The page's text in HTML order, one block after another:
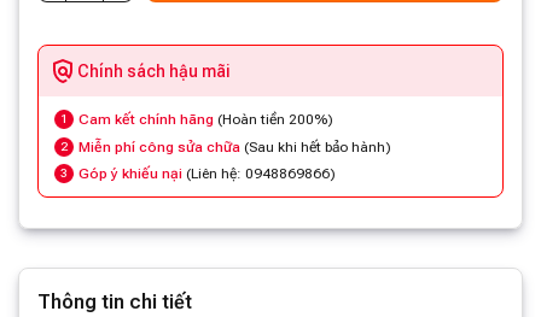
Chính sách hậu mãi
1 Cam kết chính hãng (Hoàn tiền 200%)
2 Miễn phí công sửa chữa (Sau khi hết bảo hành)
3 Góp ý khiếu nại (Liên hệ: 0948869866)
Thông tin chi tiết